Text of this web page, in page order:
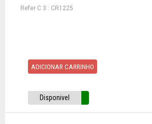
Refer C 3 : CR1225
ADICIONAR CARRINHO
Disponivel